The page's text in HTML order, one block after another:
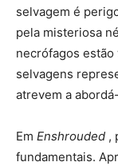
selvagem é
pela misteriosa
necrófagos
selvagens
atrevem a
Em Enshrouded ,
fundamentais.